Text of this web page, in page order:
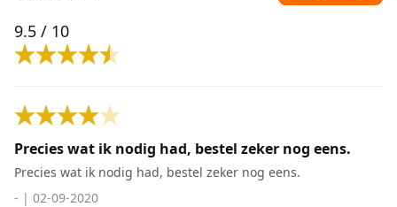
9.5 / 10
Precies wat ik nodig had, bestel zeker nog eens.
Precies wat ik nodig had, bestel zeker nog eens.
- | 02-09-2020